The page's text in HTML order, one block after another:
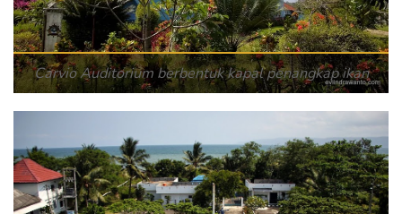
Carvio Auditorium berbentuk kapal penangkap ikan